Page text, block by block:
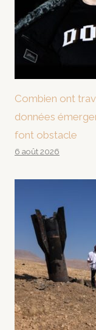
Combien ont
données
font obstacle
6 août 2026